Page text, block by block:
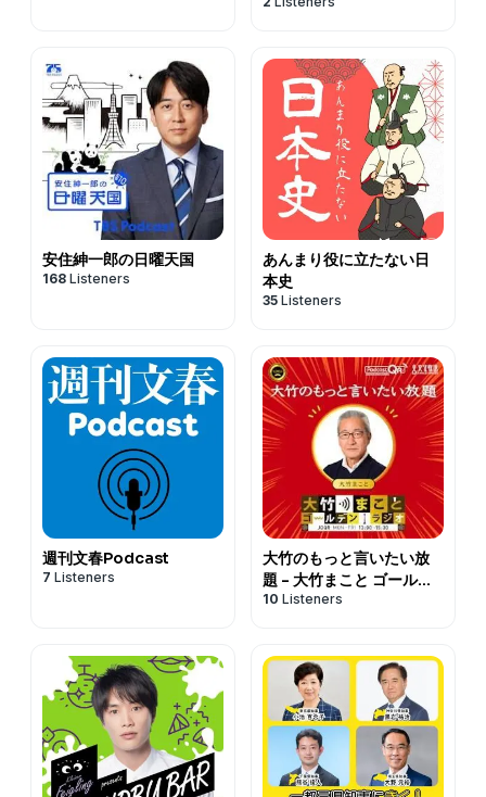
安住紳一郎の日曜天国
168 Listeners
あんまり役に立たない日
本史
35 Listeners
週刊文春Podcast
7 Listeners
大竹のもっと言いたい放
題 - 大竹まこと ゴールデ
ンラジオ！
10 Listeners